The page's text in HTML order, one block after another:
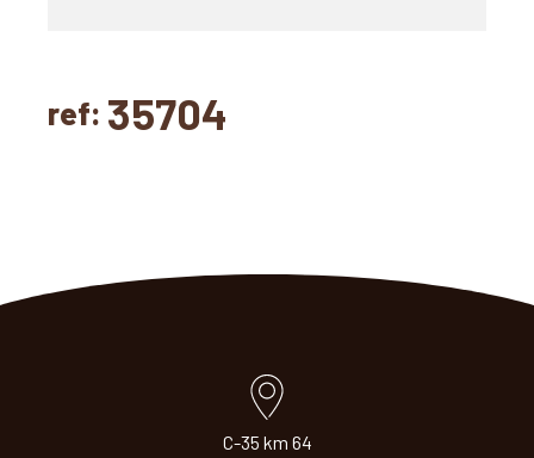
ref: 35704
C-35 km 64